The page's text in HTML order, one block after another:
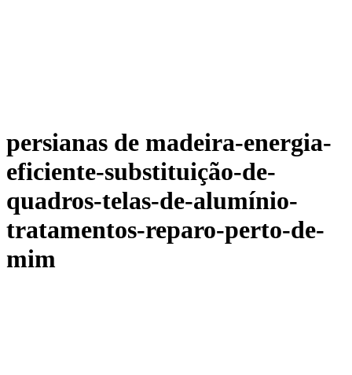
persianas de madeira-energia-
eficiente-substituição-de-
quadros-telas-de-alumínio-
tratamentos-reparo-perto-de-
mim